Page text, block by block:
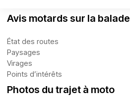
Avis motards sur la balade
État des routes
Paysages
Virages
Points d’intérêts
Photos du trajet à moto